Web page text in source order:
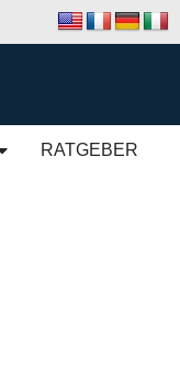
RATGEBER